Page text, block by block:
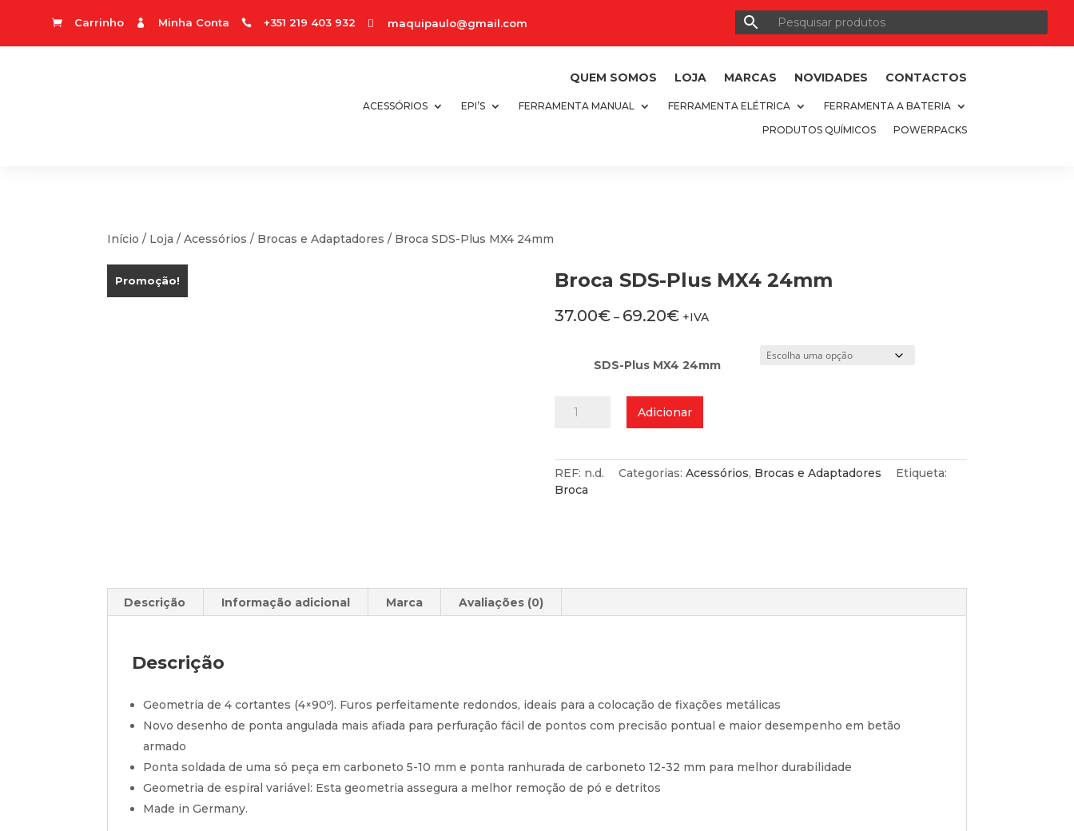
 Carrinho  Minha Conta  +351 219 403 932  maquipaulo@gmail.com
QUEM SOMOS LOJA MARCAS NOVIDADES CONTACTOS
ACESSÓRIOS EPI’S FERRAMENTA MANUAL FERRAMENTA ELÉTRICA
FERRAMENTA A BATERIA
PRODUTOS QUÍMICOS
POWERPACKS
Início / Loja /Acessórios / Brocas e Adaptadores / Broca SDS-Plus MX4 24mm
Promoção! Broca SDS-Plus MX4 24mm
37.00€– 69.20€+IVA
SDS-Plus MX4 24mm
Plus
MX4
Adicionar
REF: n.d. Categorias: Acessórios, Brocas e Adaptadores
Etiqueta:
Broca
Descrição Informação adicional Marca Avaliações (0)
Descrição
Geometria de 4 cortantes (4×90º). Furos perfeitamente redondos, ideais para a colocação de fixações metálicas
Novo desenho de ponta angulada mais afiada para perfuração fácil de pontos com precisão pontual e maior desempenho em betão
armado
Ponta soldada de uma só peça em carboneto 5-10 mm e ponta ranhurada de carboneto 12-32 mm para melhor durabilidade
Geometria de espiral variável: Esta geometria assegura a melhor remoção de pó e detritos
Made in Germany.